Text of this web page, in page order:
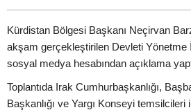
Kürdistan Bölgesi Başkanı Neçirvan
akşam gerçekleştirilen Devleti Yönetme
sosyal medya hesabından açıklama
Toplantıda Irak Cumhurbaşkanlığı,
Başkanlığı ve Yargı Konseyi